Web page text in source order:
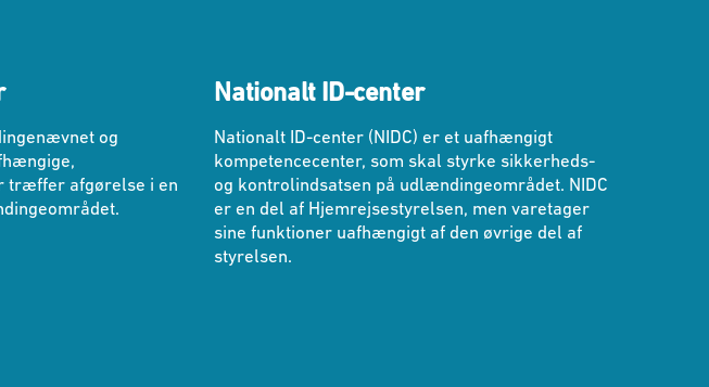
og
træffer afgørelse i en
Nationalt ID-center
Nationalt ID-center (NIDC) er et uafhængigt
kompetencecenter, som skal styrke sikkerheds-
og kontrolindsatsen på udlændingeområdet. NIDC
er en del af Hjemrejsestyrelsen, men varetager
sine funktioner uafhængigt af den øvrige del af
styrelsen.